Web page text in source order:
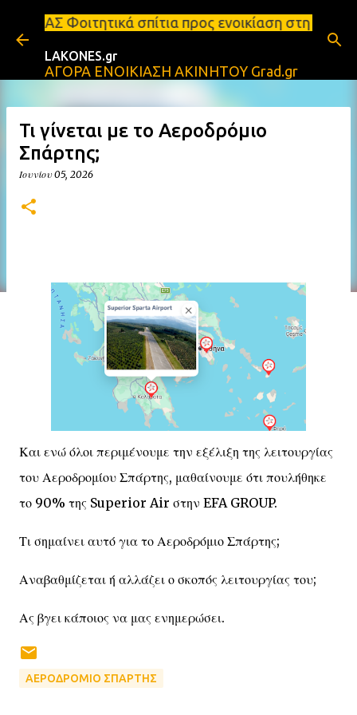
Μετάβαση στο κύριο περιεχόμενο
σπίτια προς ενοικίαση στη Σπάρτη
LAKONES.gr
ΑΓΟΡΑ ΕΝΟΙΚΙΑΣΗ ΑΚΙΝΗΤΟΥ Grad.gr
Τι γίνεται με το Αεροδρόμιο
Σπάρτης;
Ιουνίου 05, 2026
Και ενώ όλοι περιμένουμε την εξέλιξη της λειτουργίας
του Αεροδρομίου Σπάρτης, μαθαίνουμε ότι πουλήθηκε
το 90% της Superior Air στην EFA GROUP.
Τι σημαίνει αυτό για το Αεροδρόμιο Σπάρτης;
Αναβαθμίζεται ή αλλάζει ο σκοπός λειτουργίας του;
Ας βγει κάποιος να μας ενημερώσει.
ΑΕΡΟΔΡΟΜΙΟ ΣΠΑΡΤΗΣ